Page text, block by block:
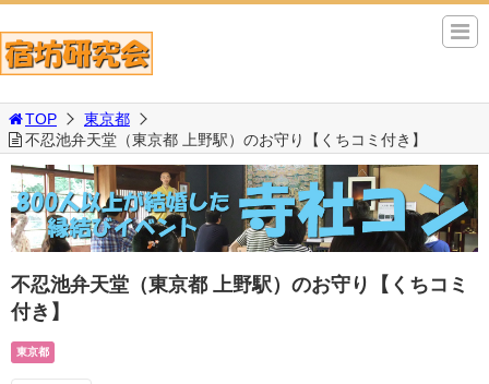
TOP
東京都
不忍池弁天堂（東京都 上野駅）のお守り【くちコミ付き】
不忍池弁天堂（東京都 上野駅）のお守り【くちコミ
付き】
東京都